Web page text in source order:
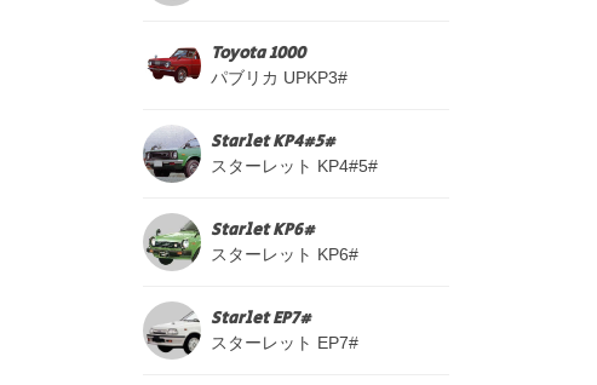
Toyota 1000
パブリカ UPKP3#
Starlet KP4#5#
スターレット KP4#5#
Starlet KP6#
スターレット KP6#
Starlet EP7#
スターレット EP7#